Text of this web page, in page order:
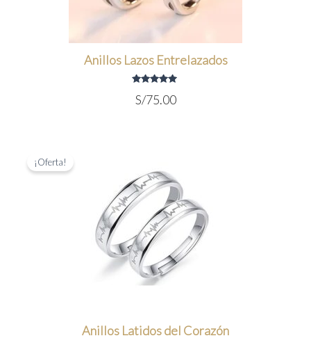
Anillos Lazos Entrelazados
con
S/75.00
¡Oferta!
Anillos Latidos del Corazón